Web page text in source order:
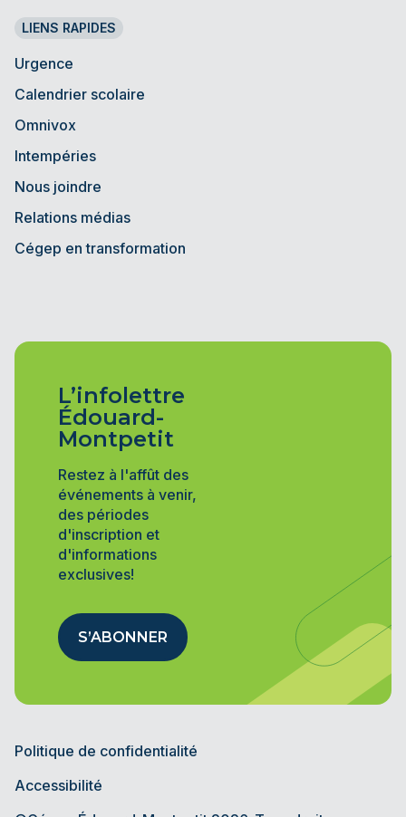
LIENS RAPIDES
Urgence
Calendrier scolaire
Omnivox
Intempéries
Nous joindre
Relations médias
Cégep en transformation
L’infolettre
Édouard-
Montpetit
Restez à l'affût des
événements à venir,
des périodes
d'inscription et
d'informations
exclusives!
S’ABONNER
Politique de confidentialité
Accessibilité